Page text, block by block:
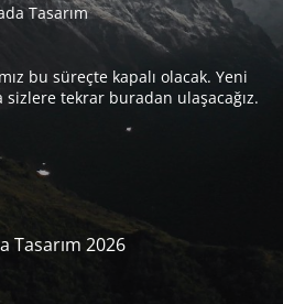
Tasarım
bu süreçte kapalı olacak. Yeni
sizlere tekrar buradan ulaşacağız.
Tasarım 2026